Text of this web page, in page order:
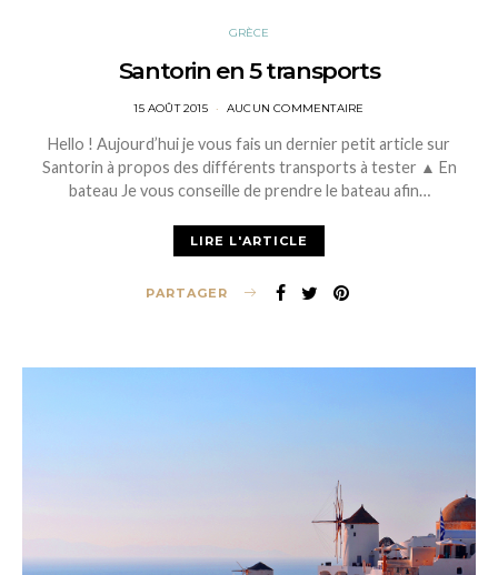
GRÈCE
Santorin en 5 transports
POSTED
15 AOÛT 2015 AUCUN COMMENTAIRE
Hello ! Aujourd’hui je vous fais un dernier petit article sur
Santorin à propos des différents transports à tester ▲ En
bateau Je vous conseille de prendre le bateau afin…
LIRE L'ARTICLE
PARTAGER